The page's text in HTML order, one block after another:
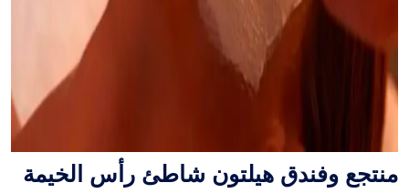
منتجع وفندق هيلتون شاطئ رأس الخيمة